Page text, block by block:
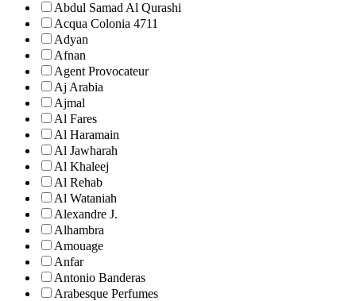
Abdul Samad Al Qurashi
Acqua Colonia 4711
Adyan
Afnan
Agent Provocateur
Aj Arabia
Ajmal
Al Fares
Al Haramain
Al Jawharah
Al Khaleej
Al Rehab
Al Wataniah
Alexandre J.
Alhambra
Amouage
Anfar
Antonio Banderas
Arabesque Perfumes